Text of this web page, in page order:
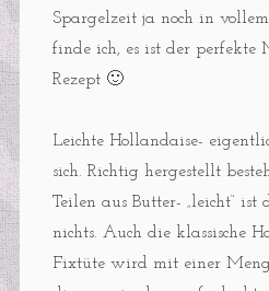
Spargelzeit ja noch in vollem
finde ich, es ist der perfekte
Rezept 🙂
Leichte Hollandaise-
sich. Richtig hergestellt
Teilen aus Butter- „leicht“
nichts. Auch die klassische
Fixtüte wird mit einer